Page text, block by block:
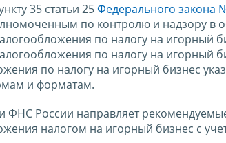
35 статьи 25Федерального закона
по контролю и надзору в
по налогу на игорный
по налогу на игорный
по налогу на игорный бизнес
и форматам.
ФНС России направляет
налогом на игорный бизнес с